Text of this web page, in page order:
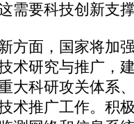
需要科技创新支
面，国家将加
术研究与推广，
大科研攻关体系
术推广工作。积